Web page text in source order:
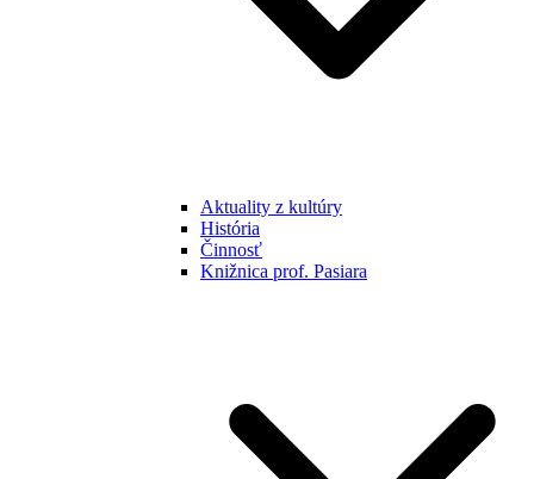
Aktuality z kultúry
História
Činnosť
Knižnica prof. Pasiara